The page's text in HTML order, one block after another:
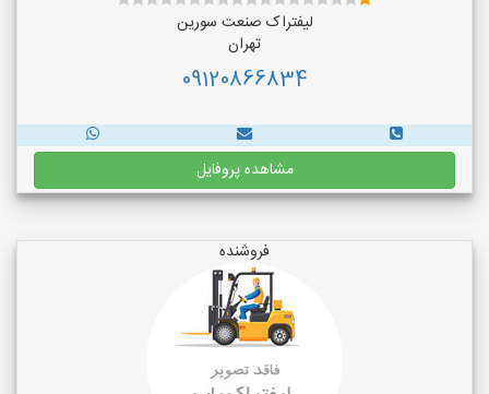
لیفتراک صنعت سورین
تهران
09120866834
مشاهده پروفایل
فروشنده